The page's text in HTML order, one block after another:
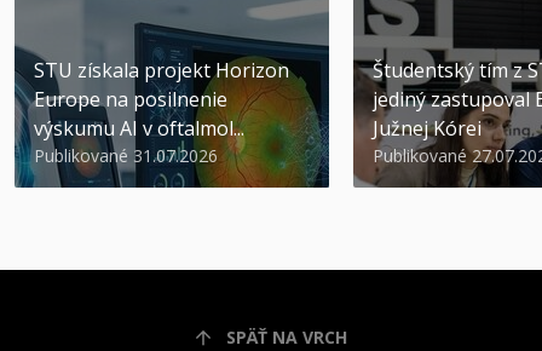
STU získala projekt Horizon
Europe na posilnenie
výskumu AI v oftalmol...
Publikované 31.07.2026
Študentský tím z
jediný zastupoval
Južnej Kórei
Publikované
SPÄŤ NA VRCH